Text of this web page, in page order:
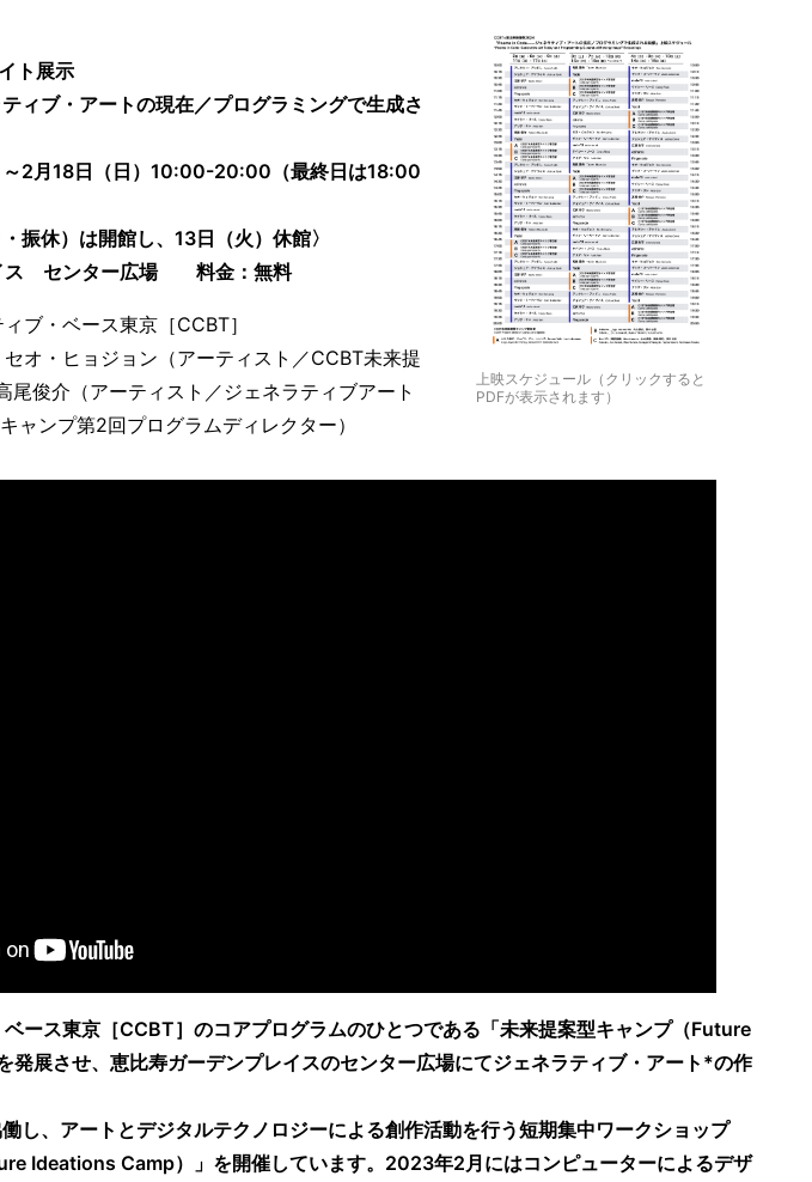
ト展示
ィブ・アートの現在／プログラミングで生成さ
2月18日（日）10:00-20:00（最終日は18:00
振休）は開館し、13日（火）休館〉
ス センター広場 料金：無料
ブ・ベース東京［CCBT］
オ・ヒョジョン（アーティスト／CCBT未来提
尾俊介（アーティスト／ジェネラティブアート
ャンプ第2回プログラムディレクター）
上映スケジュール（クリックすると
PDFが表示されます）
ース東京［CCBT］のコアプログラムのひとつである「未来提案型キャンプ（Future
展させ、恵⽐寿ガーデンプレイスのセンター広場にてジェネラティブ・アート*の作
し、アートとデジタルテクノロジーによる創作活動を⾏う短期集中ワークショップ
Ideations Camp）」を開催しています。2023年2⽉にはコンピューターによるデザ